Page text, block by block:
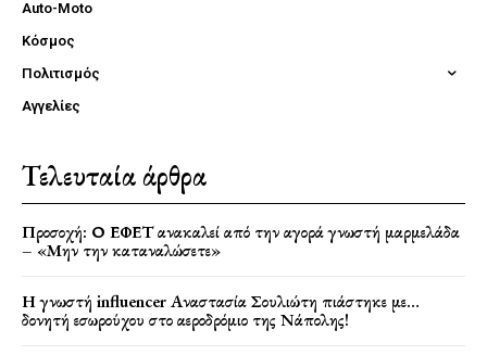
Auto-Moto
Κόσμος
Πολιτισμός
Αγγελίες
Τελευταία άρθρα
Προσοχή: Ο ΕΦΕΤ ανακαλεί από την αγορά γνωστή μαρμελάδα
– «Μην την καταναλώσετε»
Η γνωστή influencer Αναστασία Σουλιώτη πιάστηκε με…
δονητή εσωρούχου στο αεροδρόμιο της Νάπολης!